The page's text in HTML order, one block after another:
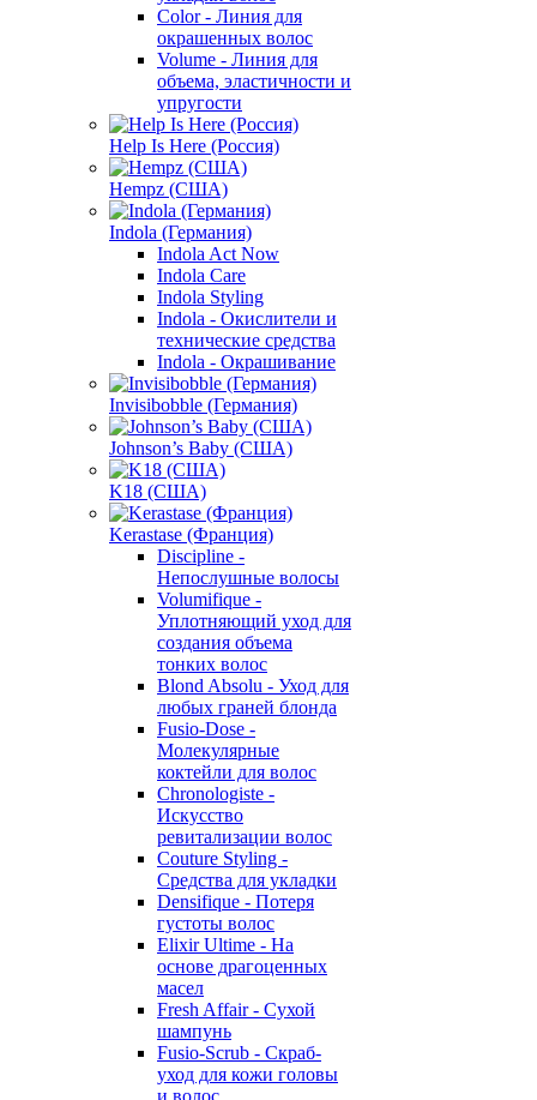
Color - Линия для
окрашенных волос
Volume - Линия для
объема, эластичности и
упругости
Help Is Here (Россия)
Hempz (США)
Indola (Германия)
Indola Act Now
Indola Care
Indola Styling
Indola - Окислители и
технические средства
Indola - Окрашивание
Invisibobble (Германия)
Johnson’s Baby (США)
K18 (США)
Kerastase (Франция)
Discipline -
Непослушные волосы
Volumifique -
Уплотняющий уход для
создания объема
тонких волос
Blond Absolu - Уход для
любых граней блонда
Fusio-Dose -
Молекулярные
коктейли для волос
Chronologiste -
Искусство
ревитализации волос
Couture Styling -
Средства для укладки
Densifique - Потеря
густоты волос
Elixir Ultime - На
основе драгоценных
масел
Fresh Affair - Сухой
шампунь
Fusio-Scrub - Скраб-
уход для кожи головы
и волос